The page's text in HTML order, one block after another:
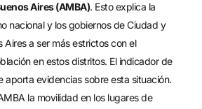
Aires (AMBA). Esto explica la
nacional y los gobiernos de Ciudad y
Aires a ser más estrictos con el
en estos distritos. El indicador de
aporta evidencias sobre esta situación.
la movilidad en los lugares de